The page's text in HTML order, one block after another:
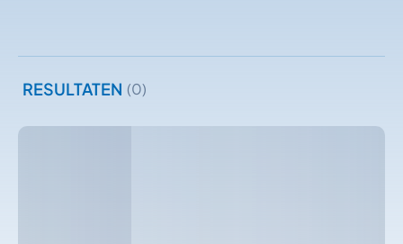
RESULTATEN (0)